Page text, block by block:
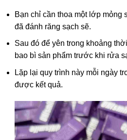
Bạn chỉ cần thoa một lớp mỏng
đã đánh răng sạch sẽ.
Sau đó để yên trong khoảng
bao bì sản phẩm trước khi rửa
Lặp lại quy trình này mỗi ngày
được kết quả.